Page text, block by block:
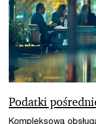
Podatki
Kompleksowa